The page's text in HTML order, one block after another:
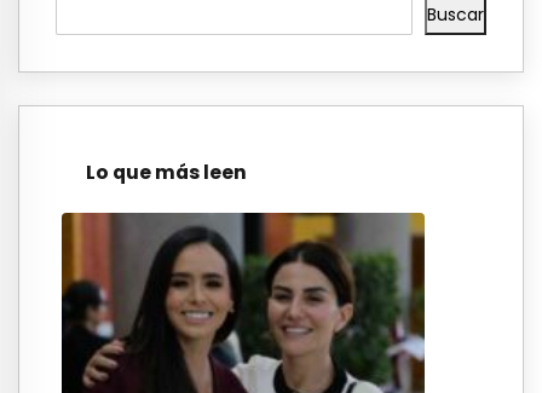
Buscar
Lo que más leen